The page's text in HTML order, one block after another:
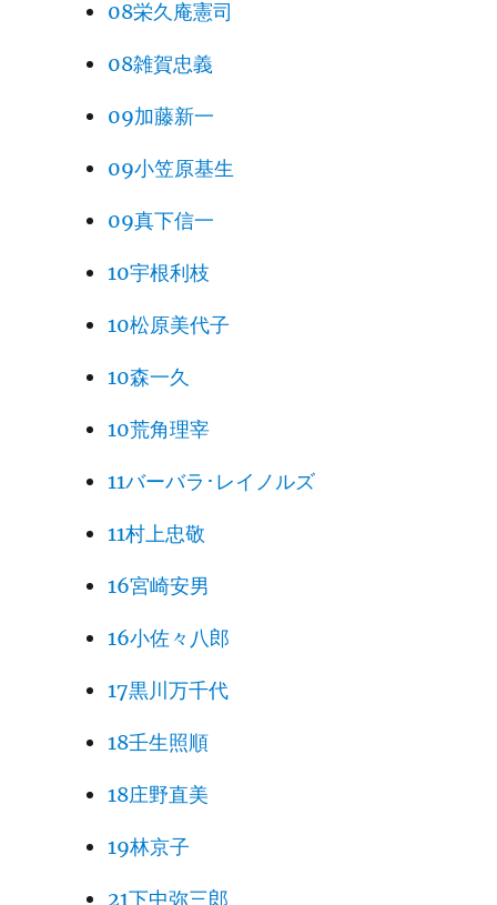
08栄久庵憲司
08雑賀忠義
09加藤新一
09小笠原基生
09真下信一
10宇根利枝
10松原美代子
10森一久
10荒角理宰
11バーバラ･レイノルズ
11村上忠敬
16宮崎安男
16小佐々八郎
17黒川万千代
18壬生照順
18庄野直美
19林京子
21下中弥三郎